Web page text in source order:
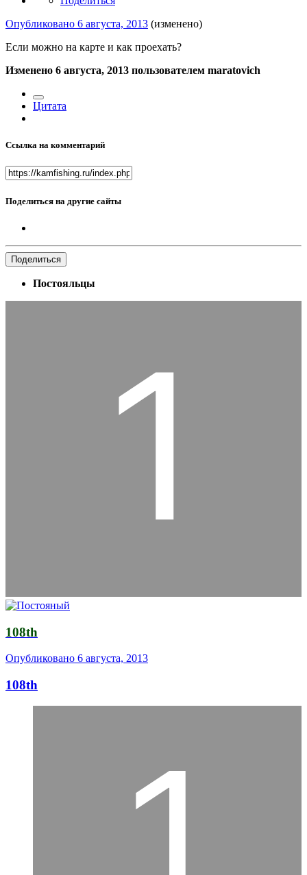
Опубликовано 6 августа, 2013 (изменено)
Если можно на карте и как проехать?
Изменено 6 августа, 2013 пользователем maratovich
Цитата
Ссылка на комментарий
Поделиться на другие сайты
Поделиться
Постояльцы
108th
Опубликовано 6 августа, 2013
108th